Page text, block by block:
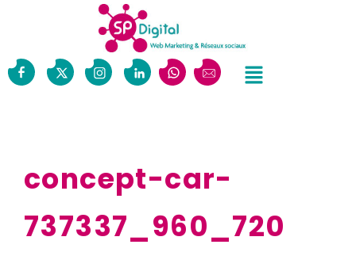
concept-car-
737337_960_720